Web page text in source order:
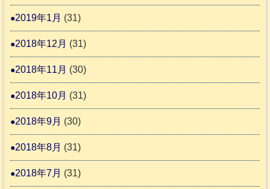
2019年1月 (31)
2018年12月 (31)
2018年11月 (30)
2018年10月 (31)
2018年9月 (30)
2018年8月 (31)
2018年7月 (31)